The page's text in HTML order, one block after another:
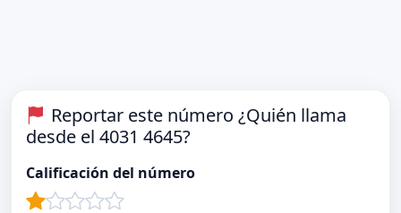
Reportar este número ¿Quién llama
desde el 4031 4645?
Calificación del número